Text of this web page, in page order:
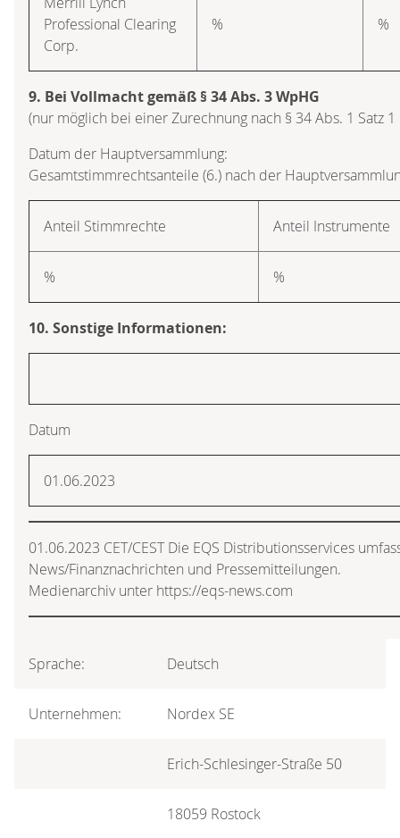
Professional Clearing
Corp.
% %
9. Bei Vollmacht gemäß § 34 Abs. 3 WpHG
(nur möglich bei einer Zurechnung nach § 34 Abs. 1 Satz
Datum der Hauptversammlung:
Gesamtstimmrechtsanteile (6.) nach der
Anteil Stimmrechte Anteil Instrumente
% %
10. Sonstige Informationen:
Datum
01.06.2023
01.06.2023 CET/CEST Die EQS Distributionsservices
News/Finanznachrichten und Pressemitteilungen.
Medienarchiv unter https://eqs-news.com
Sprache: Deutsch
Unternehmen: Nordex SE
Erich-Schlesinger-Straße 50
18059 Rostock